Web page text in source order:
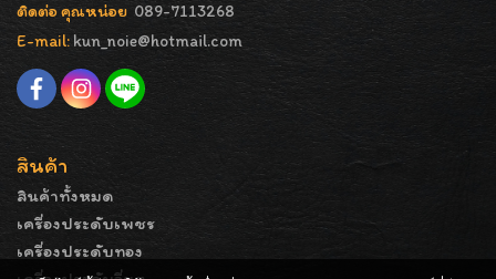
ติดต่อ คุณหน่อย 089-7113268
E-mail: kun_noie@hotmail.com
สินค้า
สินค้าทั้งหมด
เครื่องประดับเพชร
เครื่องประดับทอง